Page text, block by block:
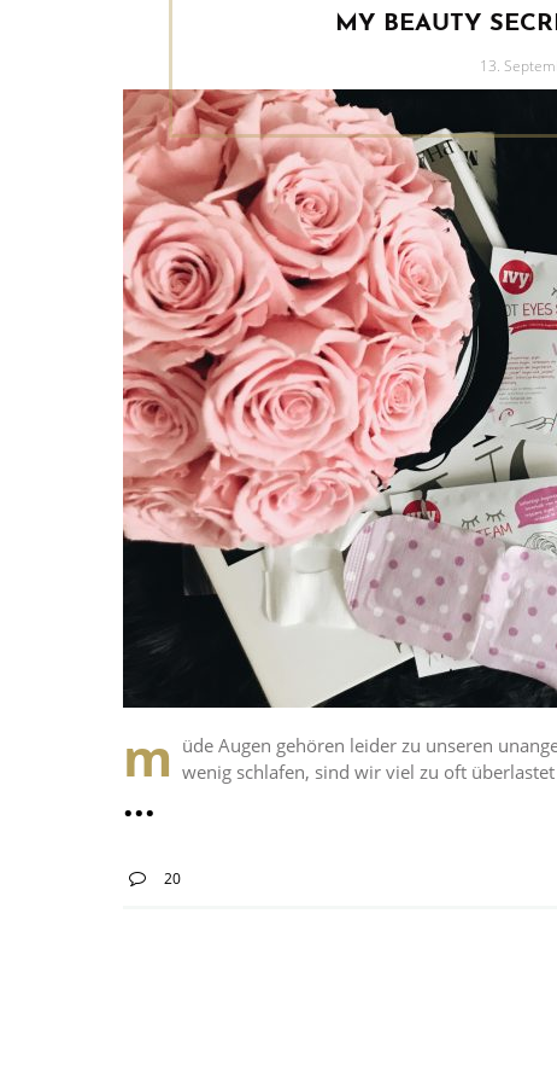
MY BEAUTY
Posted
13.
m üde Augen gehören leider zu unseren
wenig schlafen, sind wir viel zu oft
20